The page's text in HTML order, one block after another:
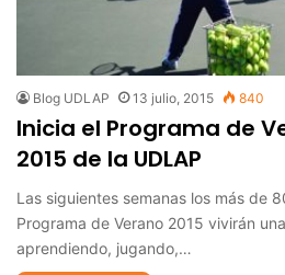
Blog UDLAP 13 julio, 2015 840
Inicia el Programa de
2015 de la UDLAP
Las siguientes semanas los más de
Programa de Verano 2015 vivirán
aprendiendo, jugando,…